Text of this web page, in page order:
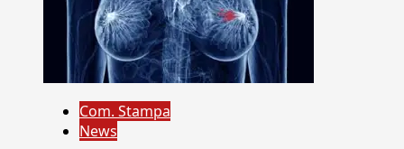
Com. Stampa
News